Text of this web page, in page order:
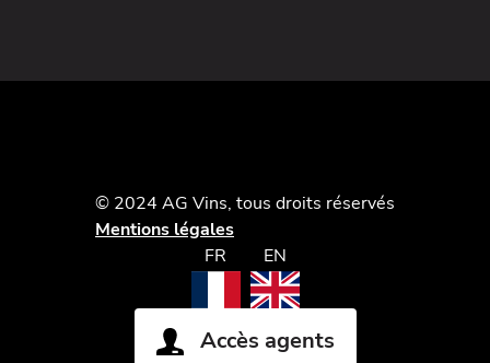
© 2024 AG Vins, tous droits réservés
Mentions légales
FR
EN
Accès agents